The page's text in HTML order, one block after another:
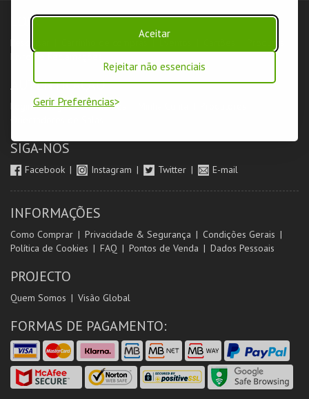
Aceitar
Rejeitar não essenciais
Gerir Preferências
LOJA
Pesquisar
Livro de Reclamações
AUTENTICAÇÃO
Login & Registo de Clientes
SIGA-NOS
Facebook Instagram Twitter E-mail
INFORMAÇÕES
Como Comprar Privacidade & Segurança
Condições Gerais
Política de Cookies
FAQ Pontos de Venda Dados Pessoais
PROJECTO
Quem Somos Visão Global
FORMAS DE PAGAMENTO: